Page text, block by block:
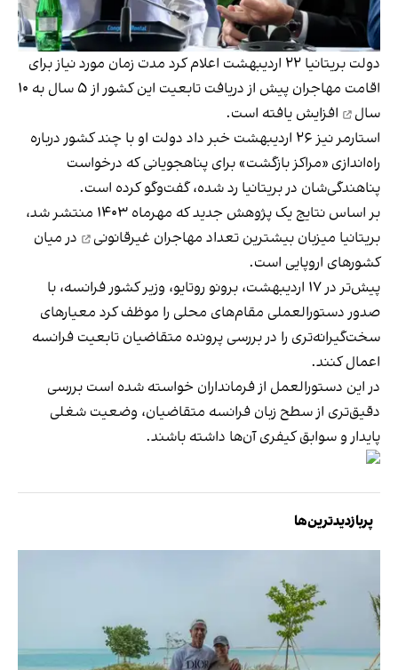
دولت بریتانیا ۲۲ اردیبهشت اعلام کرد مدت زمان مورد نیاز برای
اقامت مهاجران پیش از دریافت تابعیت این کشور از ۵ سال به
۱۰
سال
افزایش یافته است.
استارمر نیز ۲۶ اردیبهشت خبر داد دولت او با چند کشور درباره
راه‌اندازی «مراکز بازگشت» برای پناهجویانی که درخواست
پناهندگی‌شان در بریتانیا رد شده، گفت‌وگو کرده است.
بر اساس نتایج یک پژوهش جدید که مهرماه ۱۴۰۳ منتشر شد،
بریتانیا میزبان بیشترین تعداد مهاجران غیرقانونی
در میان
کشورهای اروپایی است.
پیش‌تر در ۱۷ اردیبهشت، برونو روتایو، وزیر کشور فرانسه، با
صدور دستورالعملی مقام‌های محلی را موظف کرد معیارهای
سخت‌گیرانه‌تری را در بررسی پرونده متقاضیان تابعیت فرانسه
اعمال کنند.
در این دستورالعمل از فرمانداران خواسته شده است بررسی
دقیق‌تری از سطح زبان فرانسه متقاضیان، وضعیت شغلی
پایدار و سوابق کیفری آن‌ها داشته باشند.
پربازدیدترین‌ها